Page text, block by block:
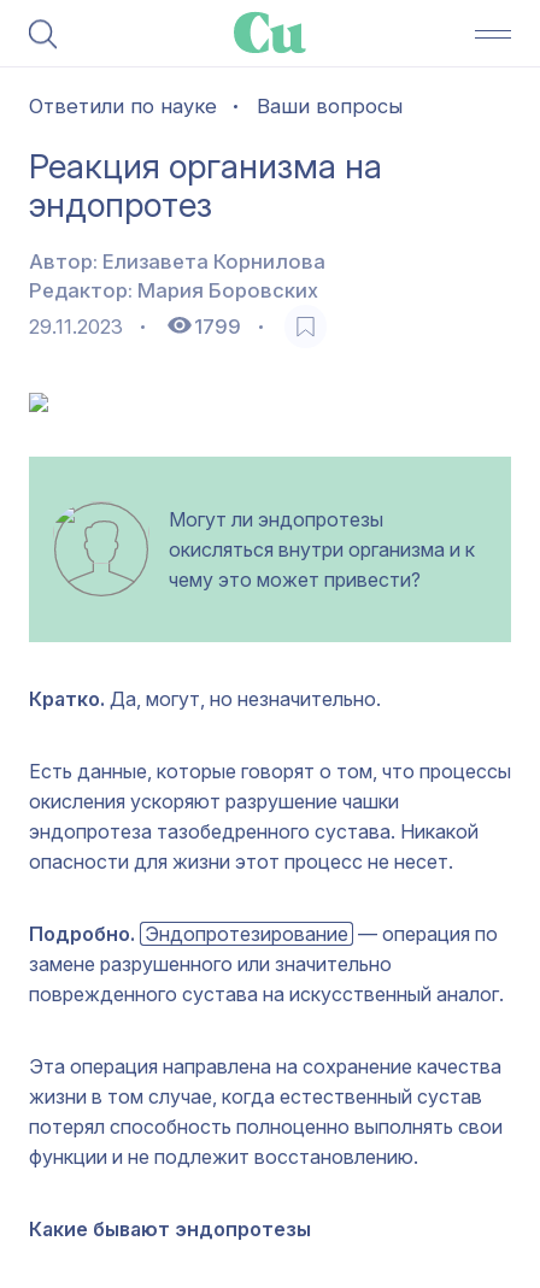
Ответили по науке Ваши вопросы
Реакция организма на
эндопротез
Автор: Елизавета Корнилова
Редактор: Мария Боровских
29.11.2023
1799
Могут ли эндопротезы
окисляться внутри организма и к
чему это может привести?
Кратко. Да, могут, но незначительно.
Есть данные, которые говорят о том, что процессы
окисления ускоряют разрушение чашки
эндопротеза тазобедренного сустава. Никакой
опасности для жизни этот процесс не несет.
Подробно. Эндопротезирование — операция по
замене разрушенного или значительно
поврежденного сустава на искусственный аналог.
Эта операция направлена на сохранение качества
жизни в том случае, когда естественный сустав
потерял способность полноценно выполнять свои
функции и не подлежит восстановлению.
Какие бывают эндопротезы